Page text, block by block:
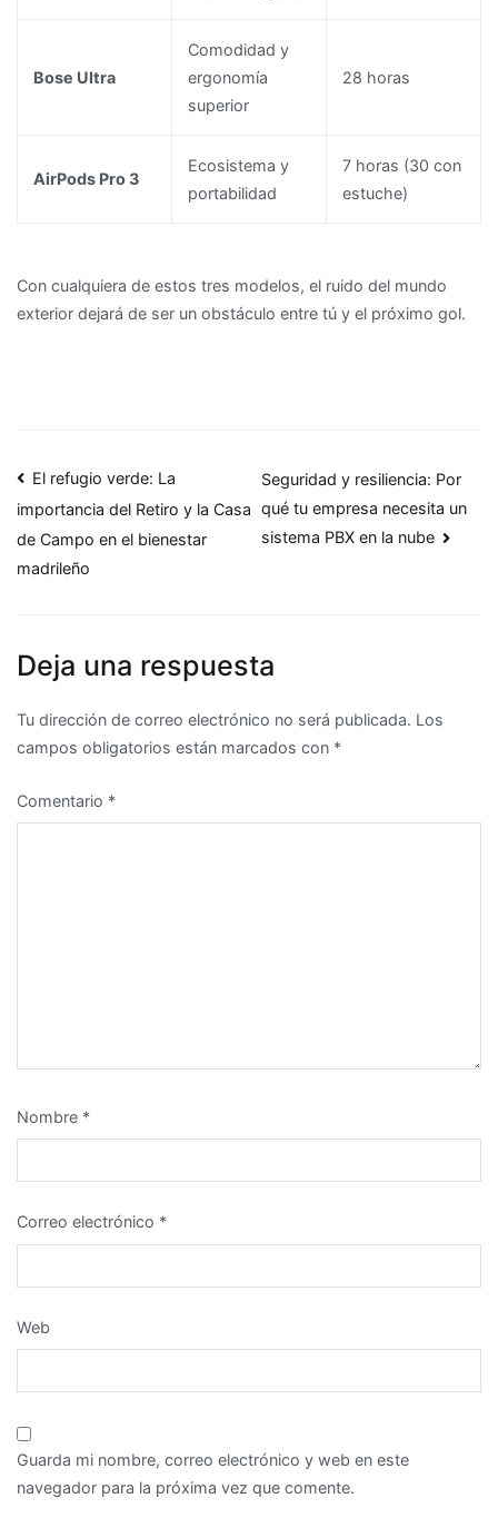
Bose Ultra
Comodidad y
ergonomía
superior
28 horas
AirPods Pro 3
Ecosistema y
portabilidad
7 horas (30 con
estuche)
Con cualquiera de estos tres modelos, el ruido del mundo
exterior dejará de ser un obstáculo entre tú y el próximo gol.
Navegación
de
entradas
El refugio verde: La
importancia del Retiro y la Casa
de Campo en el bienestar
madrileño
Seguridad y resiliencia: Por
qué tu empresa necesita un
sistema PBX en la nube
Deja una respuesta
Tu dirección de correo electrónico no será publicada. Los
campos obligatorios están marcados con *
Comentario *
Nombre *
Correo electrónico *
Web
Guarda mi nombre, correo electrónico y web en este
navegador para la próxima vez que comente.